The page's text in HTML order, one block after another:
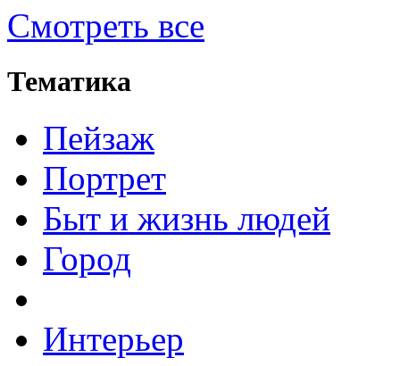
Смотреть все
Тематика
Пейзаж
Портрет
Быт и жизнь людей
Город
Интерьер